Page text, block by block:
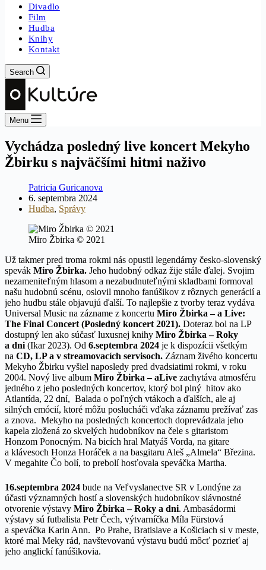
Divadlo
Film
Hudba
Knihy
Kontakt
Search
Menu
Vychádza posledný live koncert Mekyho
Žbirku s najväčšími hitmi naživo
Patricia Guricanova
6. septembra 2024
Hudba, Správy
Miro Žbirka © 2021
Už takmer pred troma rokmi nás opustil legendárny česko-slovenský
spevák Miro Žbirka. Jeho hudobný odkaz žije stále ďalej. Svojim
nezameniteľným hlasom a nezabudnuteľnými skladbami formoval
našu hudobnú scénu, oslovil mnoho fanúšikov z rôznych generácií a
jeho hudbu stále objavujú ďalší. To najlepšie z tvorby teraz vydáva
Universal Music na zázname z koncertu Miro Žbirka – a Live:
The Final Concert (Posledný koncert 2021). Doteraz bol na LP
dostupný len ako súčasť luxusnej knihy Miro Žbirka – Roky
a dni (Ikar 2023). Od 6.septembra 2024 je k dispozícii všetkým
na CD, LP a v streamovacích servisoch. Záznam živého koncertu
Mekyho Žbirku vyšiel naposledy pred dvadsiatimi rokmi, v roku
2004. Nový live album Miro Žbirka – aLive zachytáva atmosféru
jedného z jeho posledných koncertov, ktorý bol plný hitov ako
Atlantída, 22 dní, Balada o poľných vtákoch a ďalších, ale aj
silných emócií, ktoré môžu poslucháči vďaka záznamu prežívať zas
a znova. Mekyho na posledných koncertoch doprevádzala jeho
kapela zložená zo skvelých hudobníkov na čele s gitaristom
Honzom Ponocným. Na bicích hral Matyáš Vorda, na gitare
a klávesoch Honza Horáček a na basgitaru Aleš „Almela“ Březina.
V megahite Čo bolí, to prebolí hosťovala speváčka Martha.
16.septembra 2024 bude na Veľvyslanectve SR v Londýne za
účasti významných hostí a slovenských hudobníkov slávnostné
otvorenie výstavy Miro Žbirka – Roky a dni. Ambasádormi
výstavy sú futbalista Petr Čech, výtvarníčka Míla Fürstová
a speváčka Karin Ann. Po Prahe, Bratislave a Košiciach si v meste,
ktoré mal Meky rád, navštevovanú výstavu budú môcť pozrieť aj
jeho anglickí fanúšikovia.